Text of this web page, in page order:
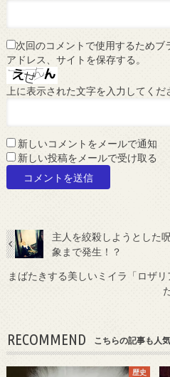
次回のコメントで使用するため
アドレス、サイトを保存する。
上に表示された文字を入力してくだ
新しいコメントをメールで通知
新しい投稿をメールで受け取る
主人を絞殺しようとした
象まで発生！？
まばたきする美しいミイラ「ロザ
RECOMMEND こちらの記事も人気
歴史